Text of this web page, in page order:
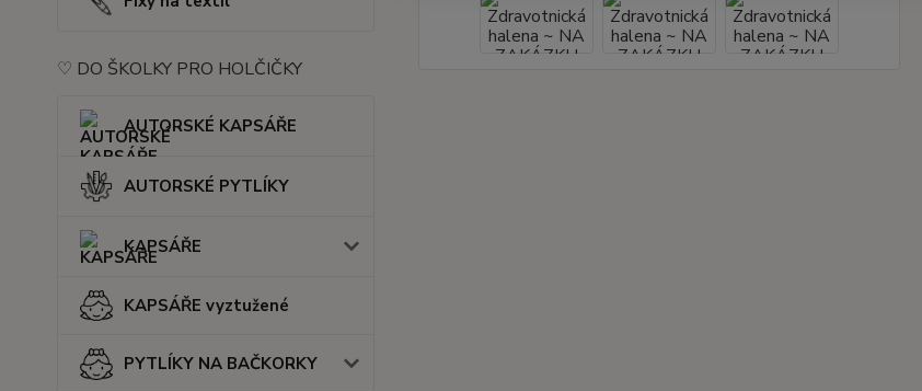
♡ DO ŠKOLKY PRO HOLČIČKY
AUTORSKÉ KAPSÁŘE
AUTORSKÉ PYTLÍKY
KAPSÁŘE
KAPSÁŘE vyztužené
PYTLÍKY NA BAČKORKY